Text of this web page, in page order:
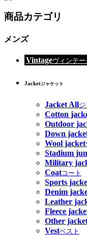
商品カテゴリ
メンズ
Vintageヴィンテー
Jacketジャケット
Jacket All
Cotton
Outdoor
Down
Wool jacket
Stadium
Military
Coatコート
Sports
Denim
Leather
Fleece
Other
Vestベスト